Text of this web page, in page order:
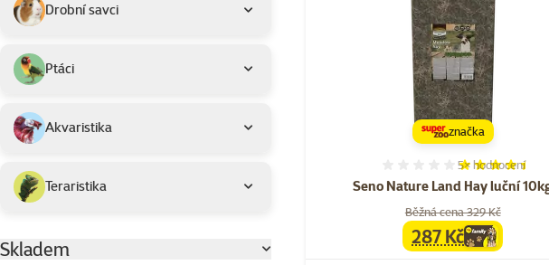
Drobní savci
Ptáci
Akvaristika
Teraristika
Parametrický filtr
Skladem
Seno Nature Land Hay luční
Hodnocení
5× hodnocení
Běžná cena 329 Kč
familycena
287 Kč
značka